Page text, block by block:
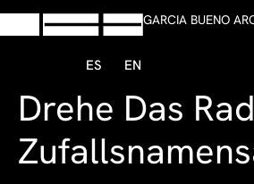
GARCIA BUENO
ES EN
Drehe Das Rad